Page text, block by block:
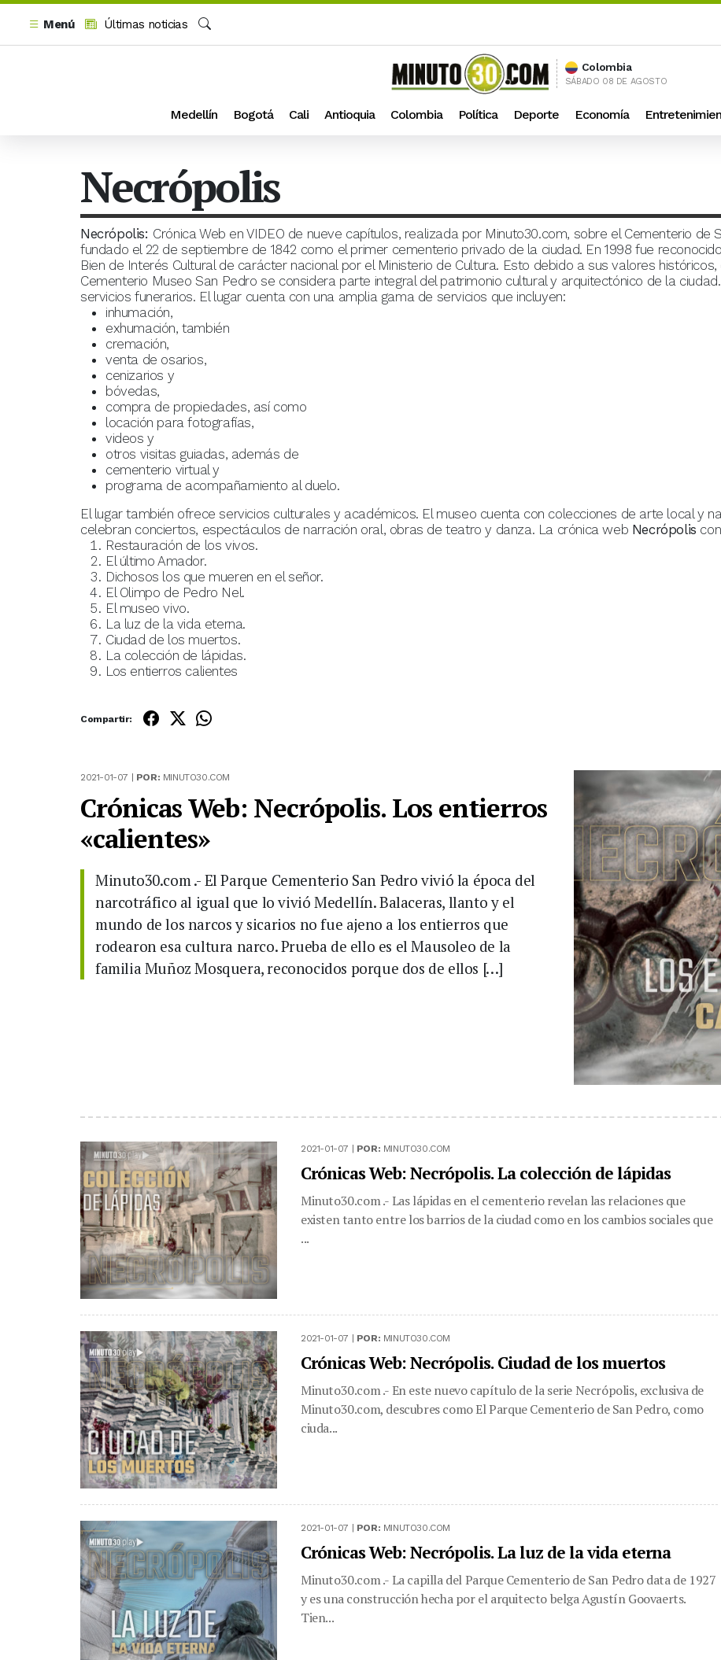
Menú
Últimas noticias
Buscar
Colombia
SÁBADO 08 DE AGOSTO
Medellín Bogotá Cali Antioquia Colombia Política Deporte Economía
Necrópolis
Necrópolis: Crónica Web en VIDEO de nueve capítulos, realizada por Minuto30.com, sobre el Cementerio de
fundado el 22 de septiembre de 1842 como el primer cementerio privado de la ciudad. En 1998 fue
Bien de Interés Cultural de carácter nacional por el Ministerio de Cultura. Esto debido a sus valores
Cementerio Museo San Pedro se considera parte integral del patrimonio cultural y arquitectónico de la
servicios funerarios. El lugar cuenta con una amplia gama de servicios que incluyen:
inhumación,
exhumación, también
cremación,
venta de osarios,
cenizarios y
bóvedas,
compra de propiedades, así como
locación para fotografías,
videos y
otros visitas guiadas, además de
cementerio virtual y
programa de acompañamiento al duelo.
El lugar también ofrece servicios culturales y académicos. El museo cuenta con colecciones de arte local y
celebran conciertos, espectáculos de narración oral, obras de teatro y danza. La crónica web Necrópolis
Restauración de los vivos.
El último Amador.
Dichosos los que mueren en el señor.
El Olimpo de Pedro Nel.
El museo vivo.
La luz de la vida eterna.
Ciudad de los muertos.
La colección de lápidas.
Los entierros calientes
Compartir:
2021-01-07 | POR: MINUTO30.COM
Crónicas Web: Necrópolis. Los entierros
«calientes»
Minuto30.com .- El Parque Cementerio San Pedro vivió la época del
narcotráfico al igual que lo vivió Medellín. Balaceras, llanto y el
mundo de los narcos y sicarios no fue ajeno a los entierros que
rodearon esa cultura narco. Prueba de ello es el Mausoleo de la
familia Muñoz Mosquera, reconocidos porque dos de ellos […]
2021-01-07 | POR: MINUTO30.COM
Crónicas Web: Necrópolis. La colección de lápidas
Minuto30.com .- Las lápidas en el cementerio revelan las relaciones que
existen tanto entre los barrios de la ciudad como en los cambios sociales que
...
2021-01-07 | POR: MINUTO30.COM
Crónicas Web: Necrópolis. Ciudad de los muertos
Minuto30.com .- En este nuevo capítulo de la serie Necrópolis, exclusiva de
Minuto30.com, descubres como El Parque Cementerio de San Pedro, como
ciuda...
2021-01-07 | POR: MINUTO30.COM
Crónicas Web: Necrópolis. La luz de la vida eterna
Minuto30.com .- La capilla del Parque Cementerio de San Pedro data de 1927
y es una construcción hecha por el arquitecto belga Agustín Goovaerts.
Tien...